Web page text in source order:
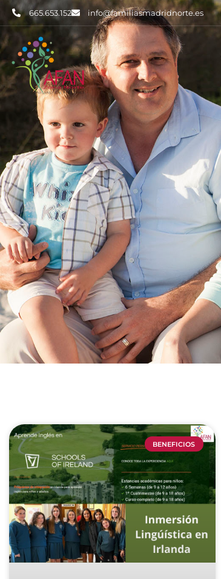
665.653.152 info@familiasmadridnorte.es
BENEFICIOS